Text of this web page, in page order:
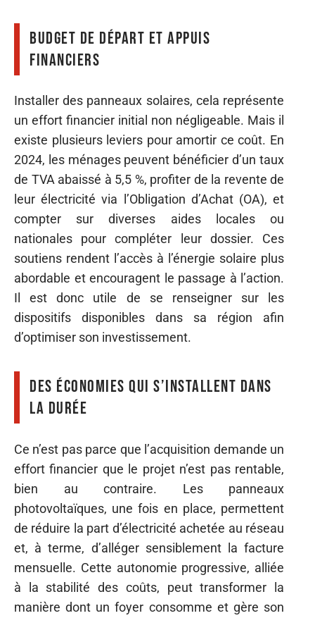
Budget de départ et appuis
financiers
Installer des panneaux solaires, cela représente
un effort financier initial non négligeable. Mais il
existe plusieurs leviers pour amortir ce coût. En
2024, les ménages peuvent bénéficier d’un taux
de TVA abaissé à 5,5 %, profiter de la revente de
leur électricité via l’Obligation d’Achat (OA), et
compter sur diverses aides locales ou
nationales pour compléter leur dossier. Ces
soutiens rendent l’accès à l’énergie solaire plus
abordable et encouragent le passage à l’action.
Il est donc utile de se renseigner sur les
dispositifs disponibles dans sa région afin
d’optimiser son investissement.
Des économies qui s’installent dans
la durée
Ce n’est pas parce que l’acquisition demande un
effort financier que le projet n’est pas rentable,
bien au contraire. Les panneaux
photovoltaïques, une fois en place, permettent
de réduire la part d’électricité achetée au réseau
et, à terme, d’alléger sensiblement la facture
mensuelle. Cette autonomie progressive, alliée
à la stabilité des coûts, peut transformer la
manière dont un foyer consomme et gère son